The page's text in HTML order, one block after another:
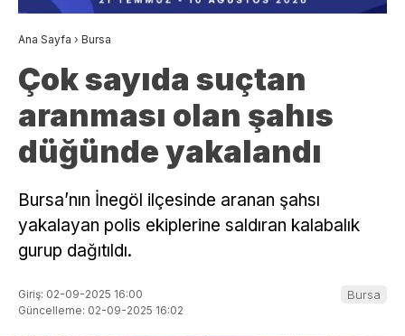
Ana Sayfa › Bursa
Çok sayıda suçtan
aranması olan şahıs
düğünde yakalandı
Bursa’nın İnegöl ilçesinde aranan şahsı
yakalayan polis ekiplerine saldıran kalabalık
gurup dağıtıldı.
Giriş: 02-09-2025 16:00
Güncelleme: 02-09-2025 16:02
Bursa